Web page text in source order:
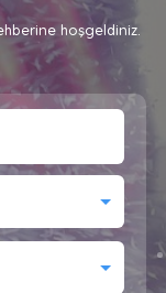
hoşgeldiniz.